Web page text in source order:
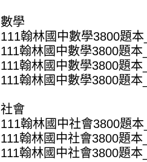
數學
111翰林國中數學3800題
111翰林國中數學3800題本
111翰林國中數學3800題
111翰林國中數學3800題本
社會
111翰林國中社會3800題
111翰林國中社會3800題本
111翰林國中社會3800題本